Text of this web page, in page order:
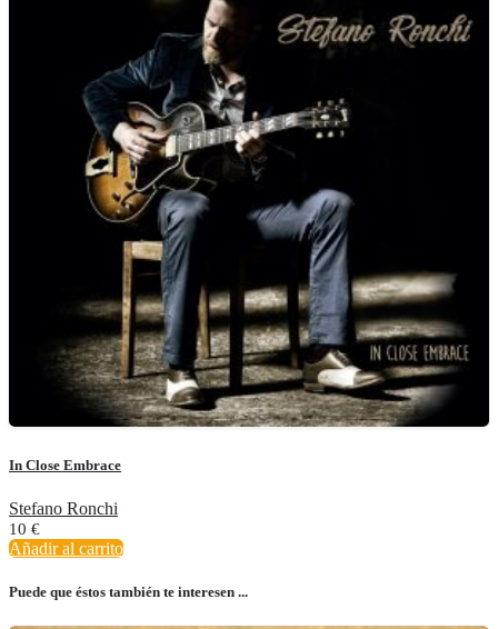
In Close Embrace
Stefano Ronchi
10 €
Añadir al carrito
Puede que éstos también te interesen ...